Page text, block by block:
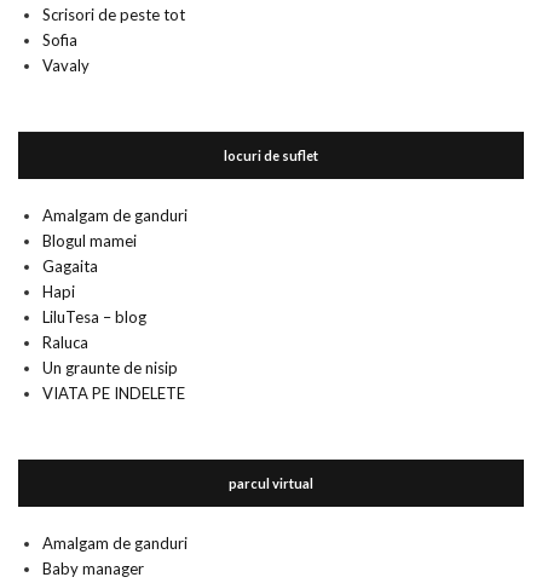
Scrisori de peste tot
Sofia
Vavaly
locuri de suflet
Amalgam de ganduri
Blogul mamei
Gagaita
Hapi
LiluTesa – blog
Raluca
Un graunte de nisip
VIATA PE INDELETE
parcul virtual
Amalgam de ganduri
Baby manager